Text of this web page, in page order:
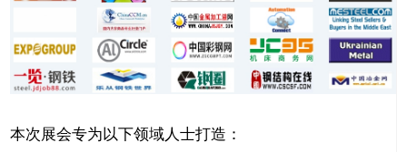
本次展会专为以下领域人士打造：